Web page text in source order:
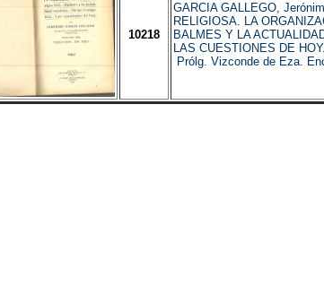
10218
GARCIA GALLEGO,
RELIGIOSA. LA
BALMES Y LA
LAS CUESTIONES DE
Prólg. Vizconde de Eza.